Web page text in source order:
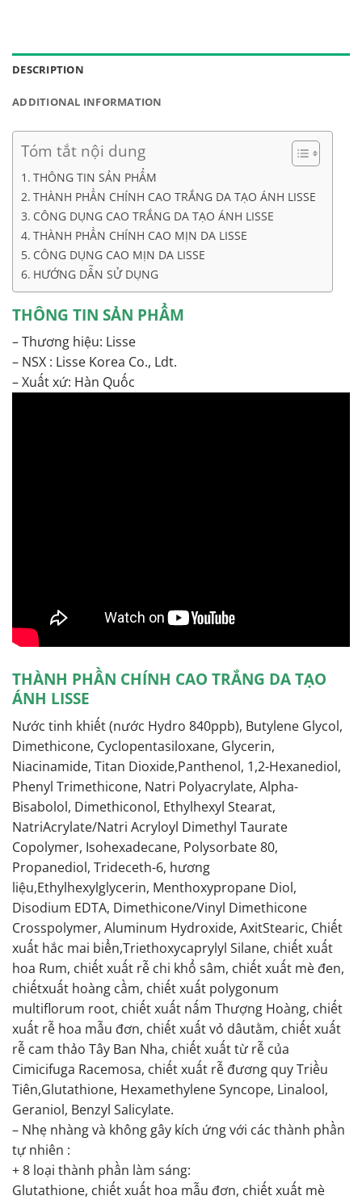
DESCRIPTION
ADDITIONAL INFORMATION
Tóm tắt nội dung
THÔNG TIN SẢN PHẨM
THÀNH PHẦN CHÍNH CAO TRẮNG DA TẠO ÁNH LISSE
CÔNG DỤNG CAO TRẮNG DA TẠO ÁNH LISSE
THÀNH PHẦN CHÍNH CAO MỊN DA LISSE
CÔNG DỤNG CAO MỊN DA LISSE
HƯỚNG DẪN SỬ DỤNG
THÔNG TIN SẢN PHẨM
– Thương hiệu: Lisse
– NSX : Lisse Korea Co., Ldt.
– Xuất xứ: Hàn Quốc
THÀNH PHẦN CHÍNH CAO TRẮNG DA TẠO
ÁNH LISSE
Nước tinh khiết (nước Hydro 840ppb), Butylene Glycol,
Dimethicone, Cyclopentasiloxane, Glycerin,
Niacinamide, Titan Dioxide,Panthenol, 1,2-Hexanediol,
Phenyl Trimethicone, Natri Polyacrylate, Alpha-
Bisabolol, Dimethiconol, Ethylhexyl Stearat,
NatriAcrylate/Natri Acryloyl Dimethyl Taurate
Copolymer, Isohexadecane, Polysorbate 80,
Propanediol, Trideceth-6, hương
liệu,Ethylhexylglycerin, Menthoxypropane Diol,
Disodium EDTA, Dimethicone/Vinyl Dimethicone
Crosspolymer, Aluminum Hydroxide, AxitStearic, Chiết
xuất hắc mai biển,Triethoxycaprylyl Silane, chiết xuất
hoa Rum, chiết xuất rễ chi khổ sâm, chiết xuất mè đen,
chiếtxuất hoàng cầm, chiết xuất polygonum
multiflorum root, chiết xuất nấm Thượng Hoàng, chiết
xuất rễ hoa mẫu đơn, chiết xuất vỏ dâutằm, chiết xuất
rễ cam thảo Tây Ban Nha, chiết xuất từ rễ của
Cimicifuga Racemosa, chiết xuất rễ đương quy Triều
Tiên,Glutathione, Hexamethylene Syncope, Linalool,
Geraniol, Benzyl Salicylate.
– Nhẹ nhàng và không gây kích ứng với các thành phần
tự nhiên :
+ 8 loại thành phần làm sáng:
Glutathione, chiết xuất hoa mẫu đơn, chiết xuất mè